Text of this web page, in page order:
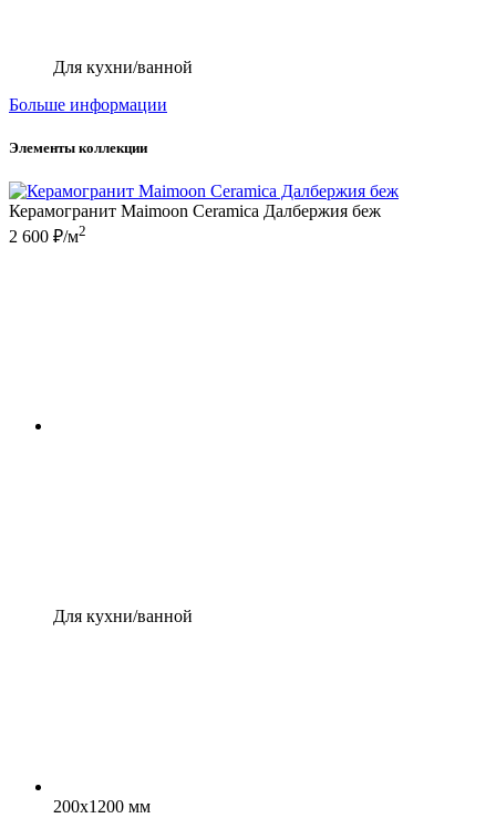
Для кухни/ванной
Больше информации
Элементы коллекции
Керамогранит Maimoon Ceramica Далбержия беж
2 600 ₽/м2
Для кухни/ванной
200x1200 мм